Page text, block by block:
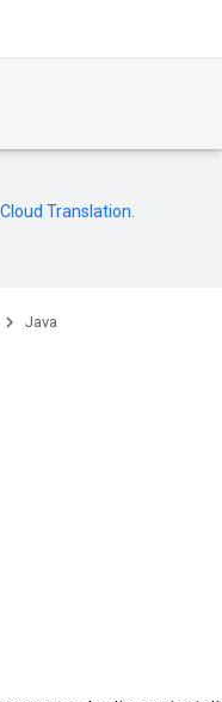
Translation
Java